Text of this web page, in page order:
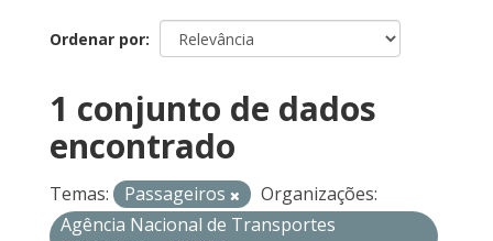
Ordenar por
1 conjunto de dados
encontrado
Temas: Passageiros
Organizações:
Agência Nacional de Transportes